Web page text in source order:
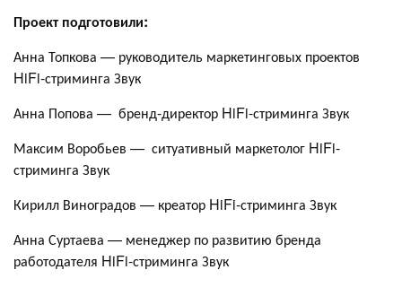
Проект подготовили:
Анна Топкова — руководитель маркетинговых проектов
HiFi-стриминга Звук
Анна Попова — бренд-директор HiFi-стриминга Звук
Максим Воробьев — ситуативный маркетолог HiFi-
стриминга Звук
Кирилл Виноградов — креатор HiFi-стриминга Звук
Анна Суртаева — менеджер по развитию бренда
работодателя HiFi-стриминга Звук